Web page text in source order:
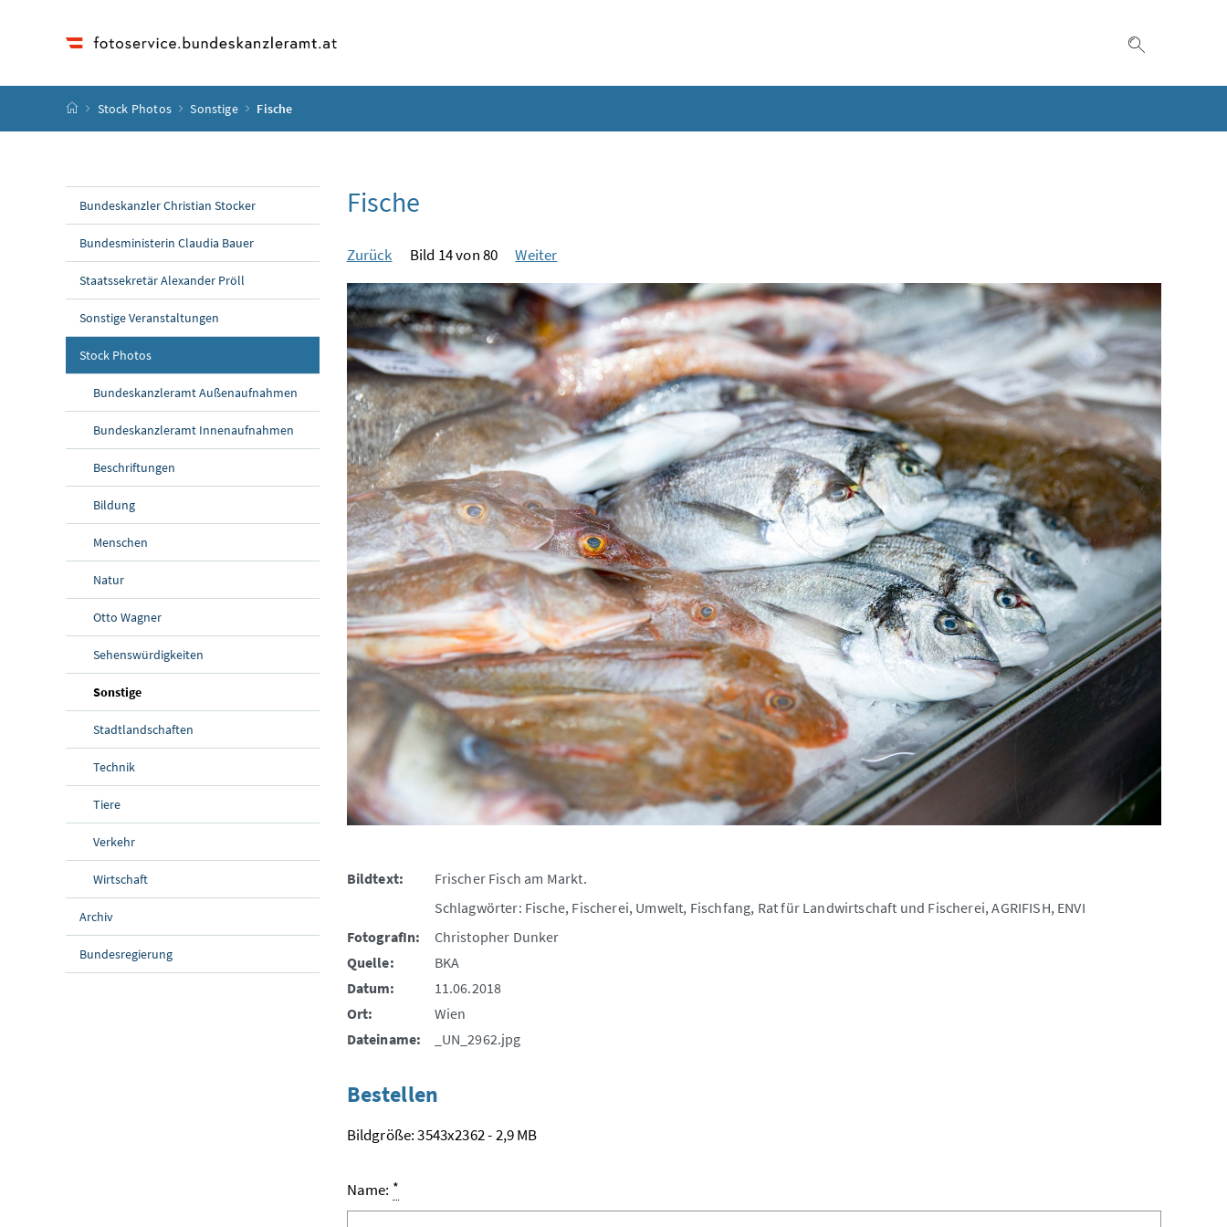
Startseite
Stock Photos Sonstige Fische
Bundeskanzler Christian Stocker
Bundesministerin Claudia Bauer
Staatssekretär Alexander Pröll
Sonstige Veranstaltungen
Stock Photos
Bundeskanzleramt Außenaufnahmen
Bundeskanzleramt Innenaufnahmen
Beschriftungen
Bildung
Menschen
Natur
Otto Wagner
Sehenswürdigkeiten
Sonstige
Stadtlandschaften
Technik
Tiere
Verkehr
Wirtschaft
Archiv
Bundesregierung
Fische
Zurück Bild 14 von 80 Weiter
Bildtext:
Frischer Fisch am Markt.
Schlagwörter: Fische, Fischerei, Umwelt, Fischfang, Rat für Landwirtschaft und Fischerei, AGRIFISH, ENVI
FotografIn:
Christopher Dunker
Quelle:
BKA
Datum:
11.06.2018
Ort:
Wien
Dateiname:
_UN_2962.jpg
Bestellen
Bildgröße: 3543x2362 - 2,9 MB
Name: *